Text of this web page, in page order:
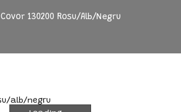
Covor 130200 Rosu/alb/negru